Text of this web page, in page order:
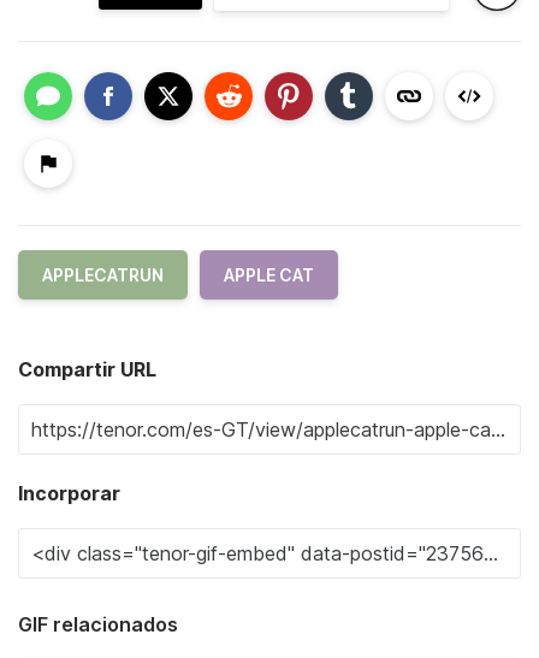
APPLECATRUN APPLE CAT
Compartir URL
Incorporar
GIF relacionados